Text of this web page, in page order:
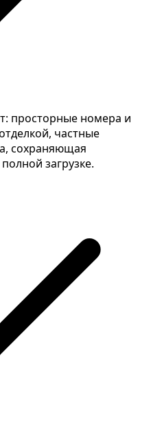
просторные номера и
частные
сохраняющая
загрузке.